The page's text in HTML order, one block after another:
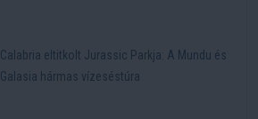
Calabria eltitkolt Jurassic Parkja: A Mundu és
Galasia hármas vízeséstúra